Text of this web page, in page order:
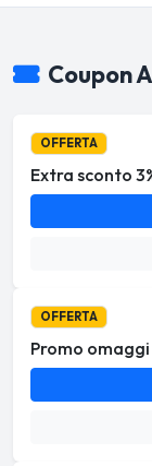
Coupon
OFFERTA
Extra sconto
OFFERTA
Promo